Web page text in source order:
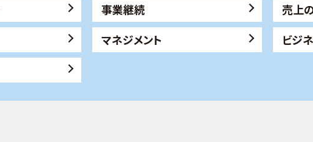
事業継続
売上
マネジメント
ビジ